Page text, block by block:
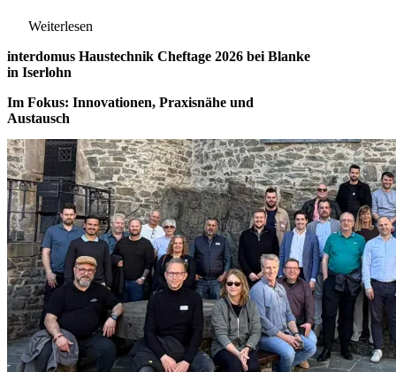
Weiterlesen
interdomus Haustechnik Cheftage 2026 bei Blanke
in Iserlohn
Im Fokus: Innovationen, Praxisnähe und
Austausch